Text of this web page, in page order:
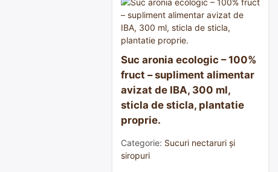
Suc aronia ecologic – 100%
fruct – supliment alimentar
avizat de IBA, 300 ml,
sticla de sticla, plantatie
proprie.
Categorie: Sucuri nectaruri și
siropuri